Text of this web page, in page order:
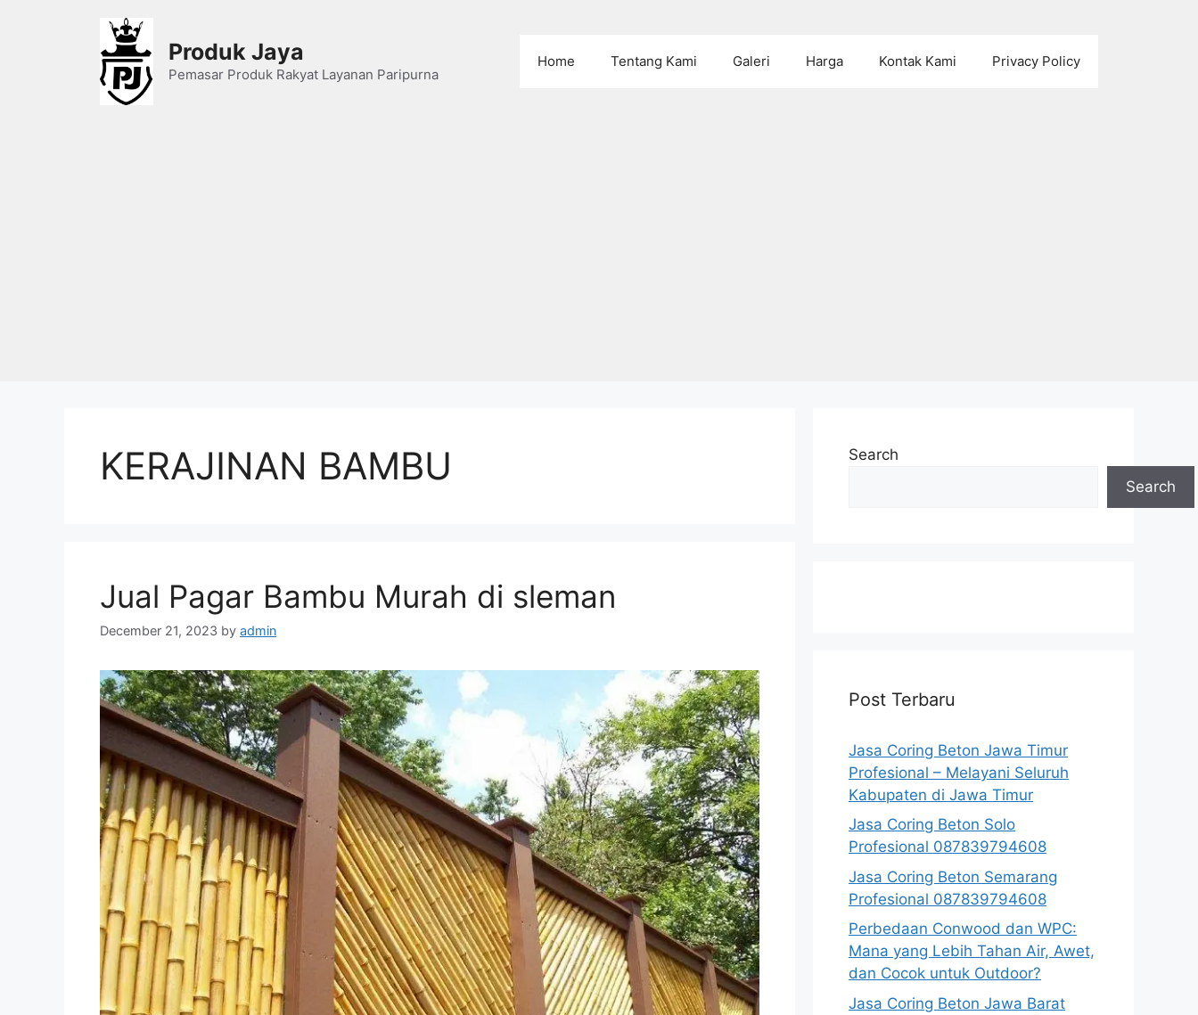
Produk Jaya
Pemasar Produk Rakyat Layanan Paripurna
Home Tentang Kami Galeri Harga Kontak Kami Privacy Policy
KERAJINAN BAMBU
Jual Pagar Bambu Murah di sleman
December 21, 2023 by admin
Search
Search
Post Terbaru
Jasa Coring Beton Jawa Timur
Profesional – Melayani Seluruh
Kabupaten di Jawa Timur
Jasa Coring Beton Solo
Profesional 087839794608
Jasa Coring Beton Semarang
Profesional 087839794608
Perbedaan Conwood dan WPC:
Mana yang Lebih Tahan Air, Awet,
dan Cocok untuk Outdoor?
Jasa Coring Beton Jawa Barat